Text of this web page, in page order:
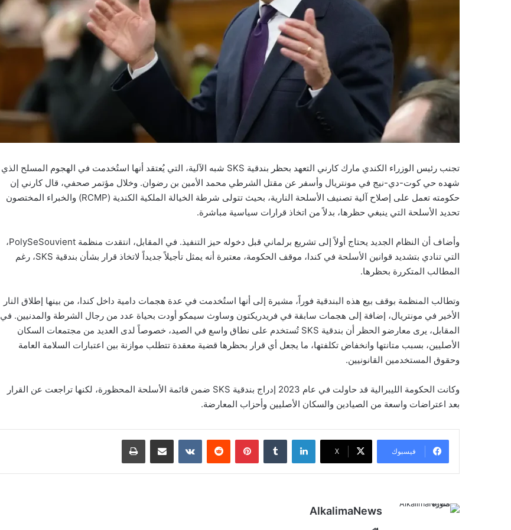
تجنب رئيس الوزراء الكندي مارك كارني التعهد بحظر بندقية SKS شبه الآلية، التي يُعتقد أنها استُخدمت في الهجوم المسلح الذي
شهده حي كوت-دي-نيج في مونتريال وأسفر عن مقتل الشرطي محمد الأمين بن رضوان. وخلال مؤتمر صحفي، قال كارني إن
حكومته تعمل على إصلاح آلية تصنيف الأسلحة النارية، بحيث تتولى شرطة الخيالة الملكية الكندية (RCMP) والخبراء المختصون
تحديد الأسلحة التي ينبغي حظرها، بدلاً من اتخاذ قرارات سياسية مباشرة.
وأضاف أن النظام الجديد يحتاج أولاً إلى تشريع برلماني قبل دخوله حيز التنفيذ. في المقابل، انتقدت منظمة PolySeSouvient،
التي تنادي بتشديد قوانين الأسلحة في كندا، موقف الحكومة، معتبرة أنه يمثل تأجيلاً جديداً لاتخاذ قرار بشأن بندقية SKS، رغم
المطالب المتكررة بحظرها.
وتطالب المنظمة بوقف بيع هذه البندقية فوراً، مشيرة إلى أنها استُخدمت في عدة هجمات دامية داخل كندا، من بينها إطلاق النار
الأخير في مونتريال، إضافة إلى هجمات سابقة في فريدريكتون وساوث سيمكو أودت بحياة عدد من رجال الشرطة والمدنيين. في
المقابل، يرى معارضو الحظر أن بندقية SKS تُستخدم على نطاق واسع في الصيد، خصوصاً لدى العديد من مجتمعات السكان
الأصليين، بسبب متانتها وانخفاض تكلفتها، ما يجعل أي قرار بحظرها قضية معقدة تتطلب موازنة بين اعتبارات السلامة العامة
وحقوق المستخدمين القانونيين.
وكانت الحكومة الليبرالية قد حاولت في عام 2023 إدراج بندقية SKS ضمن قائمة الأسلحة المحظورة، لكنها تراجعت عن القرار
بعد اعتراضات واسعة من الصيادين والسكان الأصليين وأحزاب المعارضة.
فيسبوك ‫X
لينكدإن بينتيريست
AlkalimaNews